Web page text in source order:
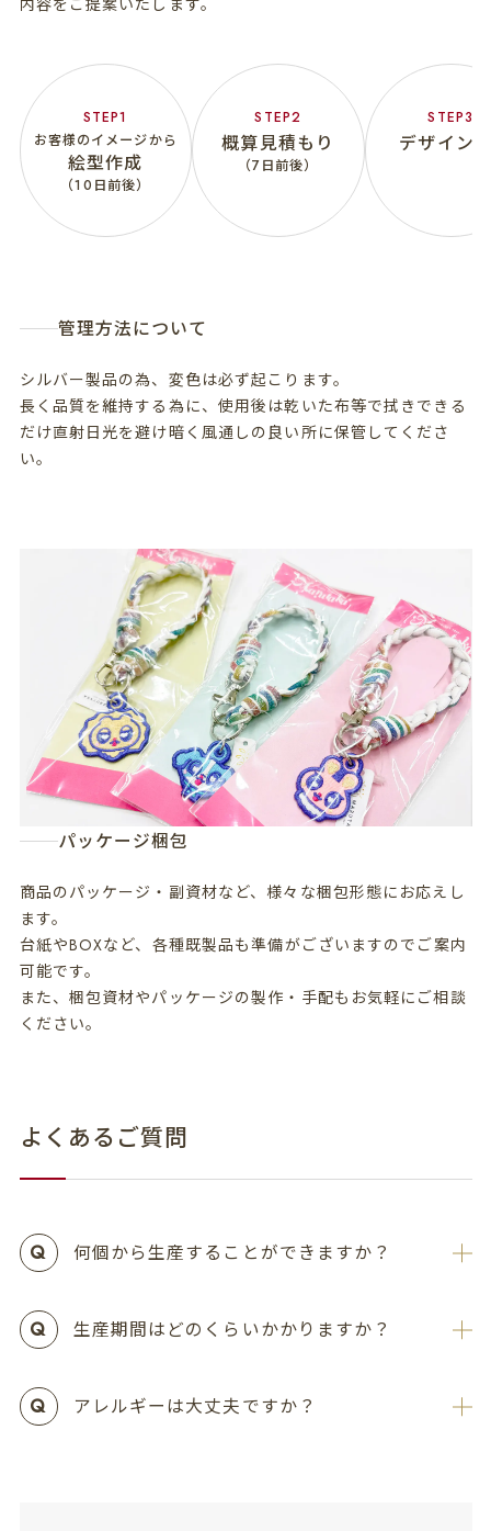
内容をご提案いたします。
お客様のイメージから
絵型作成
（10日前後）
概算見積もり
（7日前後）
デザイン
管理方法について
シルバー製品の為、変色は必ず起こります。
長く品質を維持する為に、使用後は乾いた布等で拭きできる
だけ直射日光を避け暗く風通しの良い所に保管してくださ
い。
パッケージ梱包
商品のパッケージ・副資材など、様々な梱包形態にお応えし
ます。
台紙やBOXなど、各種既製品も準備がございますのでご案内
可能です。
また、梱包資材やパッケージの製作・手配もお気軽にご相談
ください。
よくあるご質問
何個から生産することができますか？
生産期間はどのくらいかかりますか？
アレルギーは大丈夫ですか？